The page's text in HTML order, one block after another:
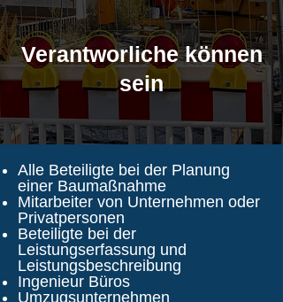
Verantworliche können
sein
Alle Beteiligte bei der Planung
einer Baumaßnahme
Mitarbeiter von Unternehmen oder
Privatpersonen
Beteiligte bei der
Leistungserfassung und
Leistungsbeschreibung
Ingenieur Büros
Umzugsunternehmen